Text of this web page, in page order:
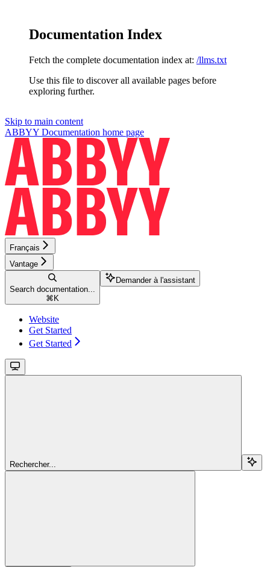
Documentation Index
Fetch the complete documentation index at: /llms.txt
Use this file to discover all available pages before
exploring further.
Skip to main content
ABBYY Documentation home page
Français
Vantage
Search documentation...
⌘ K
Demander à l'assistant
Website
Get Started
Get Started
Rechercher...